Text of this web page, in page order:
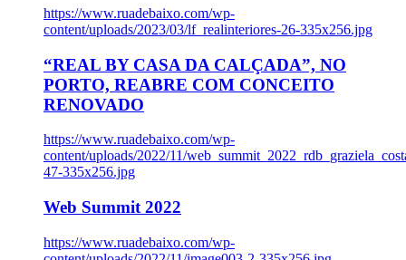
https://www.ruadebaixo.com/wp-
content/uploads/2023/03/lf_realinteriores-26-335x256.jpg
“REAL BY CASA DA CALÇADA”, NO
PORTO, REABRE COM CONCEITO
RENOVADO
https://www.ruadebaixo.com/wp-
content/uploads/2022/11/
47-335x256.jpg
Web Summit 2022
https://www.ruadebaixo.com/wp-